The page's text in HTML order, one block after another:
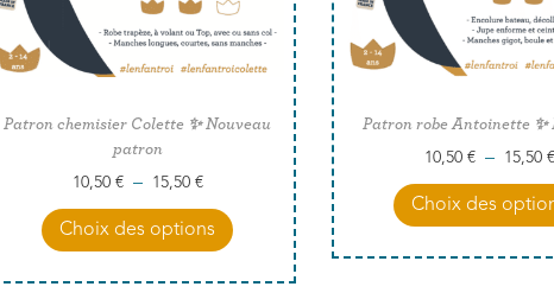
Patron chemisier Colette ✨ Nouveau
patron
10,50 € – 15,50 €
Choix des options
Patron robe Antoinette ✨
10,50 € – 15,50 €
Choix des